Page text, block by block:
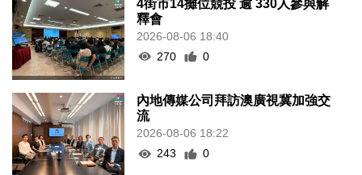
4街市14攤位競投 逾 330人參與解
釋會
2026-08-06 18:40
270
0
內地傳媒公司拜訪澳廣視冀加強交
流
2026-08-06 18:22
243
0